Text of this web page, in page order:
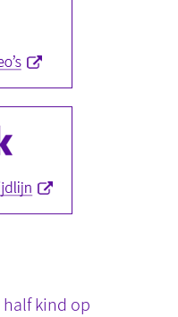
half kind op